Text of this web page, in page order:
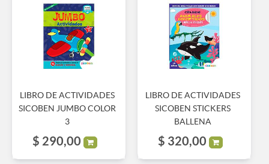
LIBRO DE ACTIVIDADES
SICOBEN JUMBO COLOR
3
$ 290,00
LIBRO DE ACTIVIDADES
SICOBEN STICKERS
BALLENA
$ 320,00